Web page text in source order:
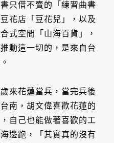
只借不賣的「練習曲書
花店「豆花兒」，以及
式空間「山海百貨」，
動這一切的，是來自台
來花蓮當兵，當完兵後
南，胡文偉喜歡花蓮的
自己也能做著喜歡的工
邊跑，「其實真的沒有